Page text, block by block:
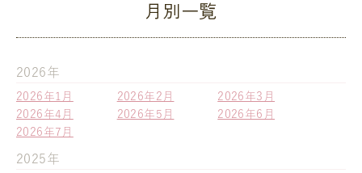
月別一覧
2026年
2026年1月 2026年2月
2026年3月
2026年4月
2026年5月
2026年6月
2026年7月
2025年